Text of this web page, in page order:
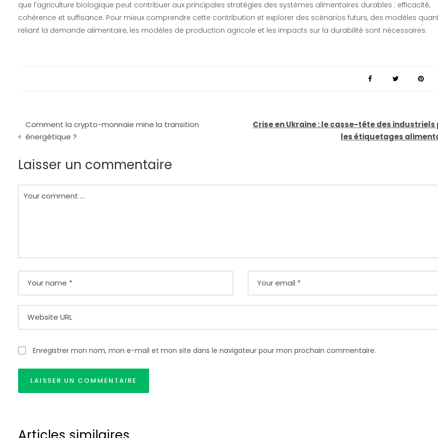
que l’agriculture biologique peut contribuer aux principales stratégies des systèmes alimentaires durables : efficacité,
cohérence et suffisance. Pour mieux comprendre cette contribution et explorer des scénarios futurs, des modèles
reliant la demande alimentaire, les modèles de production agricole et les impacts sur la durabilité sont nécessaires.
Navigation
de
l’article
Comment la crypto-monnaie mine la transition
énergétique ?
Crise en Ukraine : le casse-tête des industriels
les étiquetages
Laisser un commentaire
Enregistrer mon nom, mon e-mail et mon site dans le navigateur pour mon prochain commentaire.